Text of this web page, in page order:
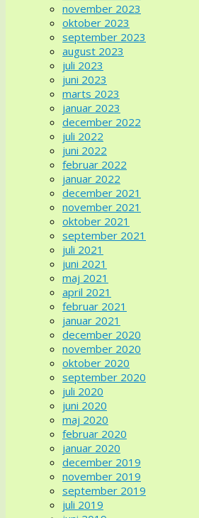
november 2023
oktober 2023
september 2023
august 2023
juli 2023
juni 2023
marts 2023
januar 2023
december 2022
juli 2022
juni 2022
februar 2022
januar 2022
december 2021
november 2021
oktober 2021
september 2021
juli 2021
juni 2021
maj 2021
april 2021
februar 2021
januar 2021
december 2020
november 2020
oktober 2020
september 2020
juli 2020
juni 2020
maj 2020
februar 2020
januar 2020
december 2019
november 2019
september 2019
juli 2019